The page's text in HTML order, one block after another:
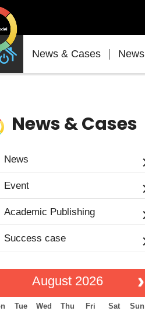
News & Cases News
News & Cases
News
Event
Academic Publishing
Success case
August 2026
Tue Wed Thu Fri Sat Sun